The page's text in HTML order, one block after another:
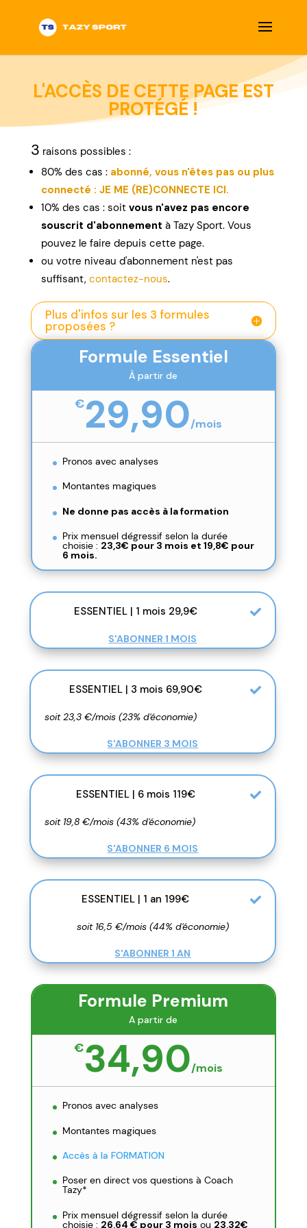
L'ACCÈS DE CETTE PAGE EST
PROTÉGÉ !
3 raisons possibles :
80% des cas : abonné, vous n'êtes pas ou plus
connecté : JE ME (RE)CONNECTE ICI.
10% des cas : soitvous n'avez pas encore
souscrit d'abonnement à Tazy Sport. Vous
pouvez le faire depuis cette page.
ou votre niveau d'abonnement n'est pas
suffisant, contactez-nous.
Plus d'infos sur les 3 formules
proposées ?
Formule Essentiel
À partir de
€29,90/mois
Pronos avec analyses
Montantes magiques
Ne donne pas accès à la formation
Prix mensuel dégressif selon la durée
choisie : 23,3€ pour 3 mois et 19,8€ pour
6 mois.
ESSENTIEL | 1 mois 29,9€
S'ABONNER 1 MOIS
ESSENTIEL | 3 mois 69,90€
soit 23,3 €/mois (23% d'économie)
S'ABONNER 3 MOIS
ESSENTIEL | 6 mois 119€
soit 19,8 €/mois (43% d'économie)
S'ABONNER 6 MOIS
ESSENTIEL | 1 an 199€
soit 16,5 €/mois (44% d'économie)
S'ABONNER 1 AN
Formule Premium
A partir de
€34,90/mois
Pronos avec analyses
Montantes magiques
Accès à la FORMATION
Poser en direct vos questions à Coach
Tazy*
Prix mensuel dégressif selon la durée
choisie : 26,64 € pour 3 mois ou 23,32€